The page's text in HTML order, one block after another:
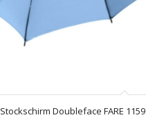
Stockschirm Doubleface FARE 1159